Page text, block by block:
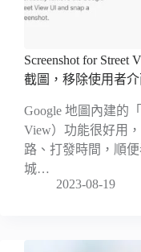
Screenshot for Street
截圖，移除使用者
Google 地圖內建的
View）功能很好用
路、打發時間，順
城…
2023-08-19